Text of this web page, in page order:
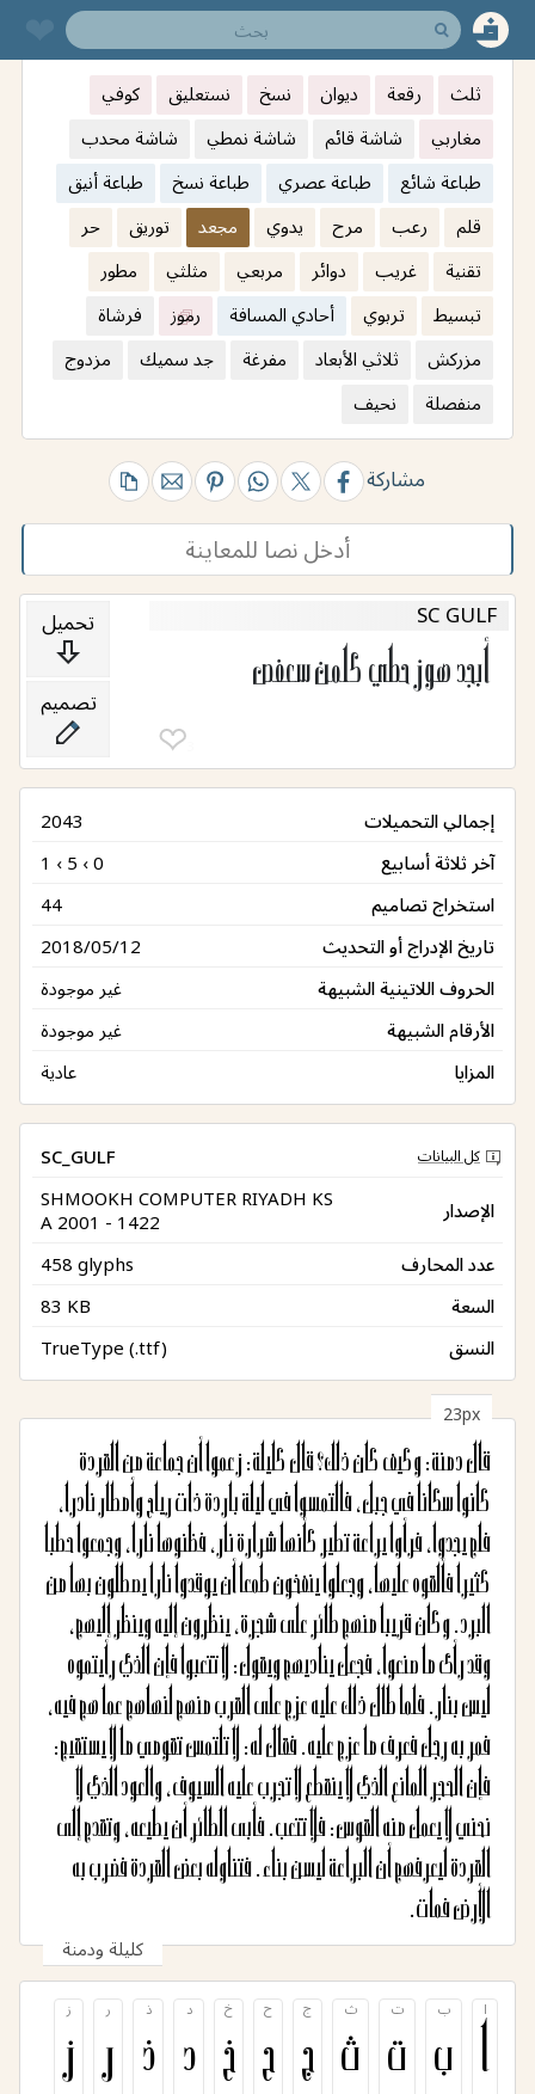
ثلث رقعة ديوان نسخ نستعليق
كوفي
مغاربي
شاشة قائم شاشة نمطي
شاشة محدب
طباعة شائع
طباعة عصري طباعة نسخ
طباعة أنيق
قلم
رعب مرح يدوي مجعد توريق
حر
تقنية
غريب دوائر مربعي مثلثي
مطور
تبسيط
تربوي أحادي المسافة رموز
فرشاة
مزركش
ثلاثي الأبعاد مفرغة جد سميك
مزدوج
منفصلة
نحيف
مشاركة
SC GULF
أبجد هوز حطي كلمن سعفص
❤︎
تحميل
تصميم
إجمالي التحميلات
2043
آخر ثلاثة أسابيع
1 ‹ 5 ‹ 0
استخراج تصاميم
44
تاريخ الإدراج أو التحديث
2018/05/12
الحروف اللاتينية الشبيهة
غير موجودة
الأرقام الشبيهة
غير موجودة
المزايا
عادية
كل البيانات SC_GULF
الإصدار
SHMOOKH COMPUTER RIYADH KS
A 2001 - 1422
عدد المحارف
458 glyphs
السعة
83 KB
النسق
TrueType (.ttf)
23px
الأرض فمات.
كليلة ودمنة
ا
ا
ب
ب
ت
ت
ث
ث
ج
ج
ح
ح
خ
خ
د
د
ذ
ذ
ر
ر
ز
ز